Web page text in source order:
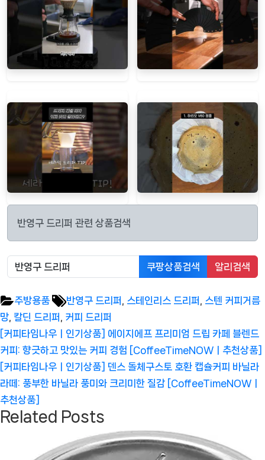
반영구 드리퍼 관련 상품검색
쿠팡상품검색 알리검색
주방용품 Tags:
반영구 드리퍼 스테인리스 드리퍼
스텐 커피거름
망 칼딘 드리퍼 커피 드리퍼
글
탐
색
Previous
Post:
[커피타임나우ㅣ인기상품] 에이지에프 프리미엄 드립 카페 블렌드
커피: 향긋하고 맛있는 커피 경험 [CoffeeTimeNOWㅣ추천상품]
Next
Post:
[커피타임나우ㅣ인기상품] 덴스 돌체구스토 호환 캡슐커피 바닐라
라떼: 풍부한 바닐라 풍미와 크리미한 질감 [CoffeeTimeNOWㅣ
추천상품]
Related Posts